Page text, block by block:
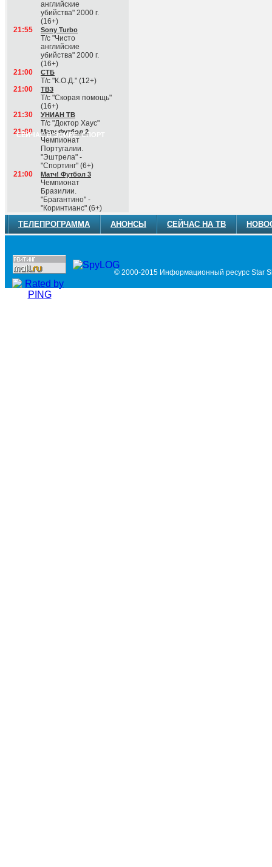
английские
убийства" 2000 г.
(16+)
21:55
Sony Turbo
Т/с "Чисто
английские
убийства" 2000 г.
(16+)
21:00
СТБ
Т/с "К.О.Д." (12+)
21:00
ТВ3
Т/с "Скорая помощь"
(16+)
21:30
УНИАН ТВ
Т/с "Доктор Хаус"
СЕЙЧАС В ЭФИРЕ: СПОРТ
21:00 Матч Футбол 2
Чемпионат
Португалии.
"Эштрела" -
"Спортинг" (6+)
21:00
Матч! Футбол 3
Чемпионат
Бразилии.
"Брагантино" -
"Коринтианс" (6+)
ТЕЛЕПРОГРАММА АНОНСЫ СЕЙЧАС НА ТВ
© 2000-2015 Информационный ресурс Star